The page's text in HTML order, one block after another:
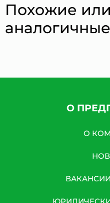
Похожие или
О
О